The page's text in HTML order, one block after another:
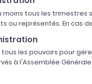
tous les
ou représentés. En cas
les pouvoirs pour
à l'Assemblée Générale.